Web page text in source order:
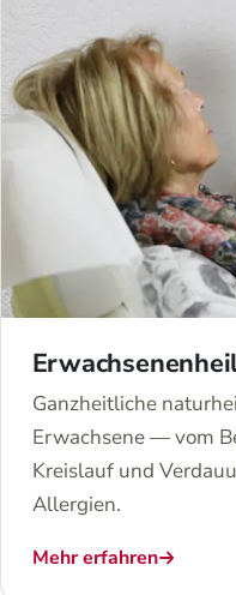
Ganzheitliche
Erwachsene — vom
Kreislauf und
Allergien.
Mehr erfahren